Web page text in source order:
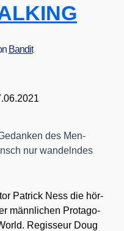
Bandit
des Men­
nur wan­deln­des
Patrick Ness die hör-
männ­li­chen Prot­ago­
Regis­seur Doug